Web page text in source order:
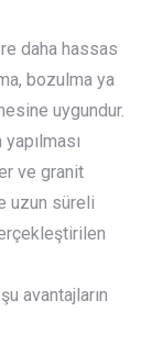
daha hassas
bozulma ya
uygundur.
ve granit
uzun süreli
avantajların